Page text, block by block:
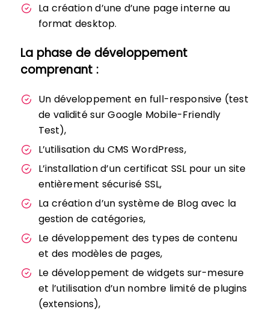
La création d’une d’une page interne au
format desktop.
La phase de développement
comprenant :
Un développement en full-responsive (test
de validité sur Google Mobile-Friendly
Test),
L’utilisation du CMS WordPress,
L’installation d’un certificat SSL pour un site
entièrement sécurisé SSL,
La création d’un système de Blog avec la
gestion de catégories,
Le développement des types de contenu
et des modèles de pages,
Le développement de widgets sur-mesure
et l’utilisation d’un nombre limité de plugins
(extensions),